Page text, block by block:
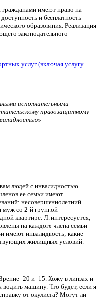
имеют право на
и бесплатность
образования. Реализация
законодательного
услуг (включая услугу
исполнительными
правозащитному
людей с инвалидностью
ее семьи имеют
несовершеннолетний
муж со 2-й группой
квартире. Л. интересуется,
на каждого члена семьи
имеют инвалидность; какие
жилищных условий.
-20 и -15. Хожу в линзах и
машину. Что будет, если я
от окулиста? Могут ли